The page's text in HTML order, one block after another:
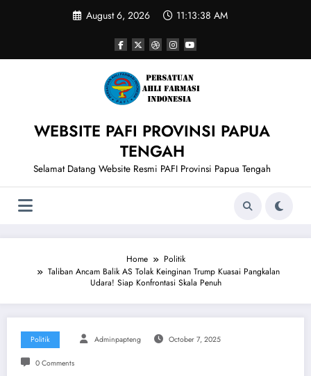
August 6, 2026 11:13:39 AM
WEBSITE PAFI PROVINSI PAPUA
TENGAH
Selamat Datang Website Resmi PAFI Provinsi Papua Tengah
Home
Politik
Taliban Ancam Balik AS Tolak Keinginan Trump Kuasai Pangkalan
Udara! Siap Konfrontasi Skala Penuh
Politik Adminpapteng October 7, 2025
0 Comments